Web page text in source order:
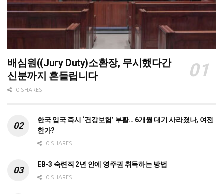
배심원((Jury Duty)소환장, 무시했다간
신분까지 흔들립니다
0 SHARES
한국 입국 즉시 ‘건강보험’ 부활… 6개월 대기 사라졌나, 여전
한가?
0 SHARES
EB-3 숙련직 2년 안에 영주권 취득하는 방법
0 SHARES